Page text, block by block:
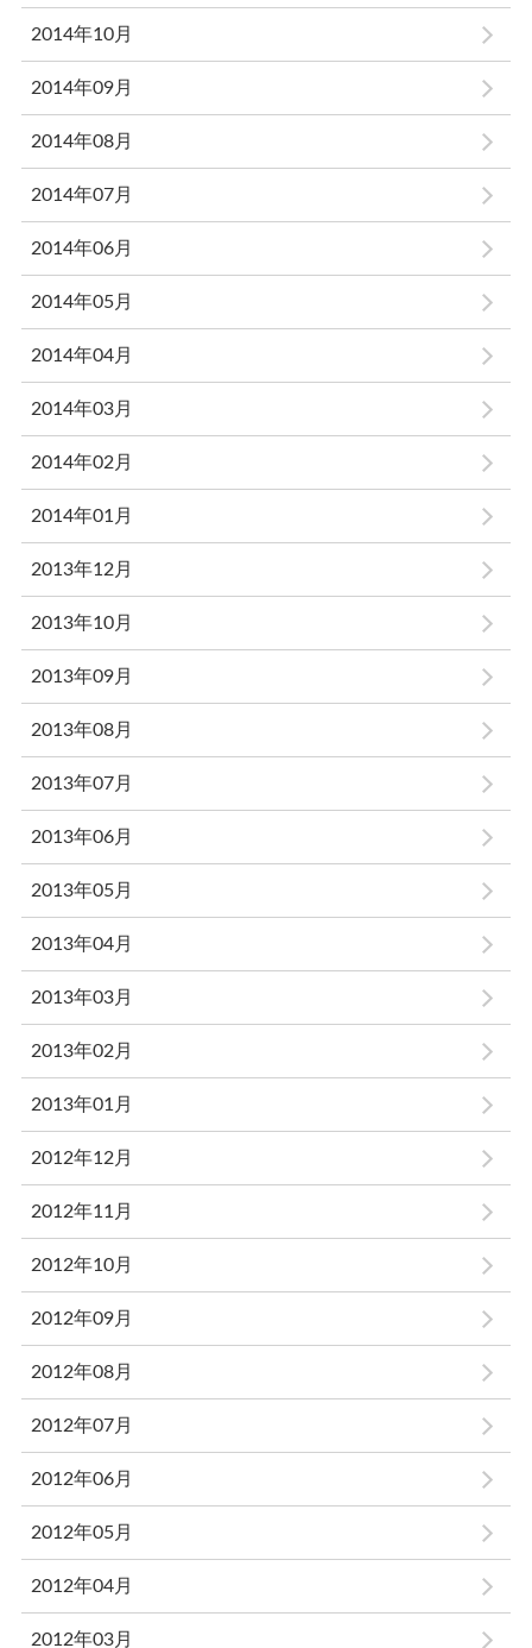
2014年10月
2014年09月
2014年08月
2014年07月
2014年06月
2014年05月
2014年04月
2014年03月
2014年02月
2014年01月
2013年12月
2013年10月
2013年09月
2013年08月
2013年07月
2013年06月
2013年05月
2013年04月
2013年03月
2013年02月
2013年01月
2012年12月
2012年11月
2012年10月
2012年09月
2012年08月
2012年07月
2012年06月
2012年05月
2012年04月
2012年03月